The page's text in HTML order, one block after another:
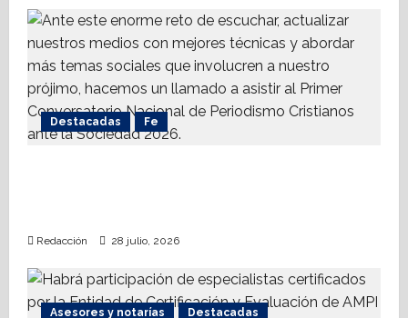
a
t
i
oDestacadas Fe
Redacción 28 julio, 2026
Asesores y notarías Destacadas